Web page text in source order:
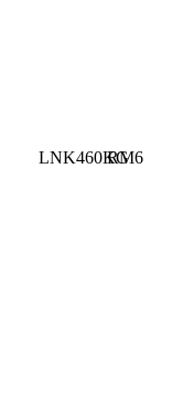
LNK460KG
RM6